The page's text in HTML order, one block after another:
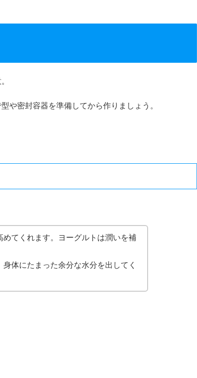
や密封容器を準備してから作りましょう。
めてくれます。ヨーグルトは潤いを補
体にたまった余分な水分を出してく